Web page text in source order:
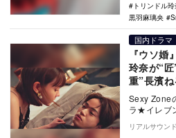
トリンドル玲
黒羽麻璃央
国内ドラマ
『ウソ
玲奈が“
重”長濱
Sexy Zone
ラ★イレブ
日23時よ
送…
リアルサウン